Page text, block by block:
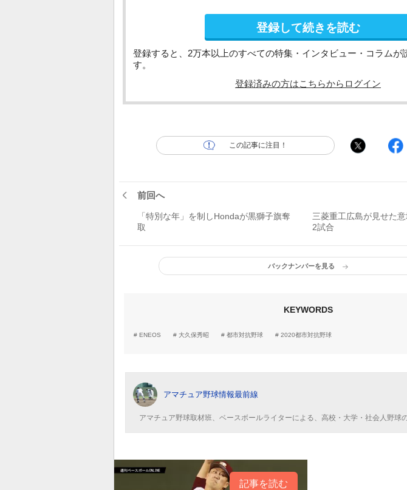
登録して続きを読む
登録すると、2万本以上のすべての特集・インタビュー・コラムが
す。
登録済みの方はこちらからログイン
この記事に注目！
前回へ
「特別な年」を制しHondaが黒獅子旗奪
取
三菱重工広島が見せた
2試合
バックナンバーを見る
KEYWORDS
ENEOS 大久保秀昭 都市対抗野球 2020都市対抗野球
アマチュア野球情報最前線
アマチュア野球取材班、ベースボールライターによる、高校・大学・社会人野球の
記事を読む